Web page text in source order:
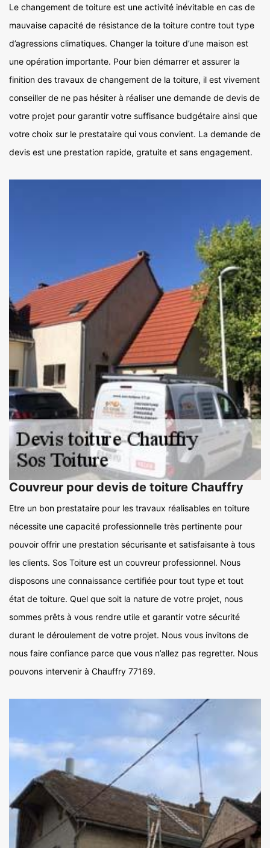
Le changement de toiture est une activité inévitable en cas de
mauvaise capacité de résistance de la toiture contre tout type
d’agressions climatiques. Changer la toiture d’une maison est
une opération importante. Pour bien démarrer et assurer la
finition des travaux de changement de la toiture, il est vivement
conseiller de ne pas hésiter à réaliser une demande de devis de
votre projet pour garantir votre suffisance budgétaire ainsi que
votre choix sur le prestataire qui vous convient. La demande de
devis est une prestation rapide, gratuite et sans engagement.
Couvreur pour devis de toiture Chauffry
Etre un bon prestataire pour les travaux réalisables en toiture
nécessite une capacité professionnelle très pertinente pour
pouvoir offrir une prestation sécurisante et satisfaisante à tous
les clients. Sos Toiture est un couvreur professionnel. Nous
disposons une connaissance certifiée pour tout type et tout
état de toiture. Quel que soit la nature de votre projet, nous
sommes prêts à vous rendre utile et garantir votre sécurité
durant le déroulement de votre projet. Nous vous invitons de
nous faire confiance parce que vous n’allez pas regretter. Nous
pouvons intervenir à Chauffry 77169.